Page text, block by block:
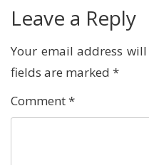
Leave a Reply
Your email address
fields are marked *
Comment*